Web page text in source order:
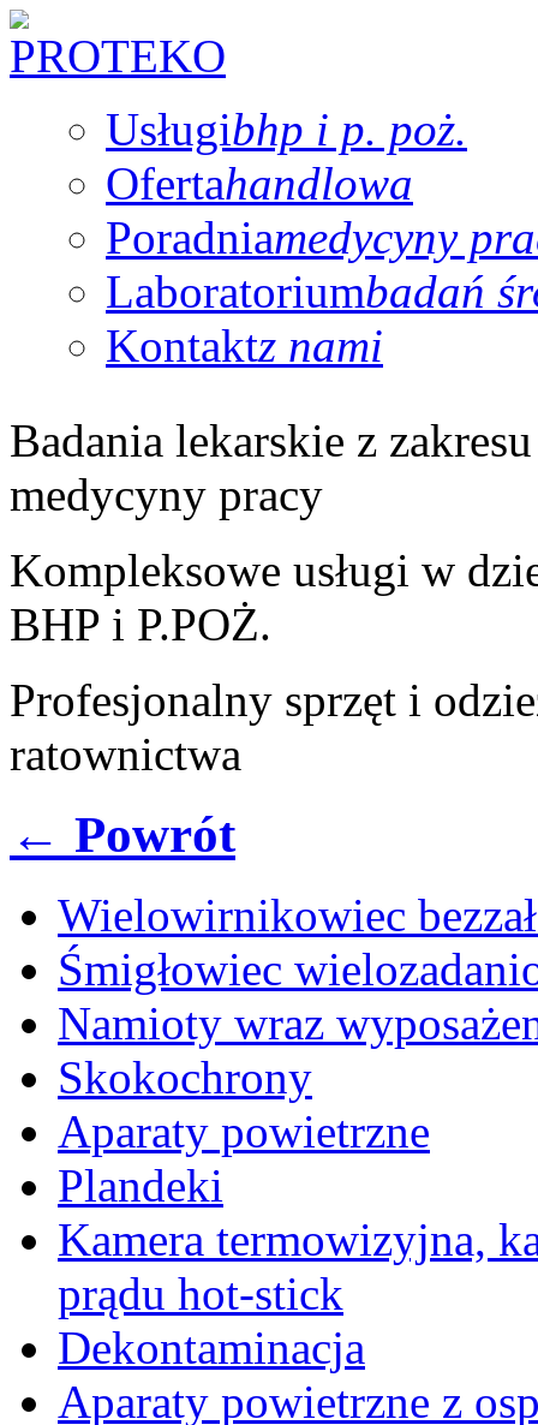
Usługibhp i p. poż.
Ofertahandlowa
Poradniamedycyny
Laboratoriumbadań
Kontaktz nami
Badania lekarskie z zakresu
medycyny pracy
Kompleksowe usługi w
BHP i P.POŻ.
Profesjonalny sprzęt i
ratownictwa
← Powrót
Wielowirnikowiec
Śmigłowiec
Namioty wraz
Skokochrony
Aparaty powietrzne
Plandeki
Kamera termowizyjna,
prądu hot-stick
Dekontaminacja
Aparaty powietrzne z